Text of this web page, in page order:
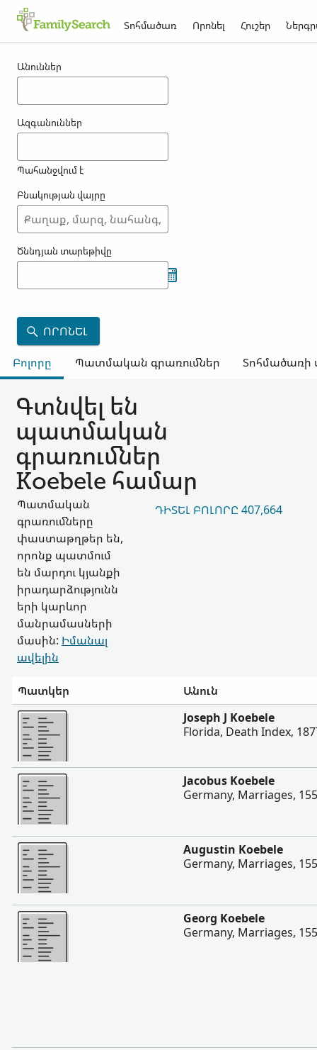
Տոհմածառ Որոնել Հուշեր
Անուններ
Ազգանուններ
Պահանջվում է
Բնակության վայրը
Ծննդյան տարեթիվը
ՈՐՈՆԵԼ
Բոլորը
Պատմական գրառումներ Տոհմածառի
Գտնվել են
պատմական
գրառումներ
Koebele համար
Պատմական
գրառումները
փաստաթղթեր են,
որոնք պատմում
են մարդու կյանքի
իրադարձությունն
երի կարևոր
մանրամասների
մասին: Իմանալ
ավելին
ԴԻՏԵԼ ԲՈԼՈՐԸ 407,664
Պատկեր
Անուն
Ավելի
Joseph J Koebele
Florida, Death Index,
Ավելի
Jacobus Koebele
Germany, Marriages,
Ավելի
Augustin Koebele
Germany, Marriages,
Ավելի
Georg Koebele
Germany, Marriages,